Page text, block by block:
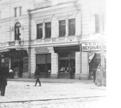
до 1917 року
Leave a comment